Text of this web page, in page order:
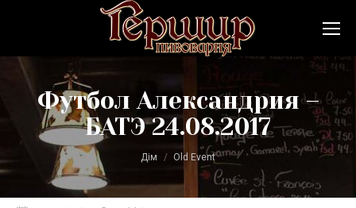
Футбол Александрия –
БАТЭ 24.08.2017
Дім Old Event